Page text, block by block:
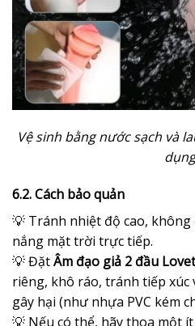
Vệ sinh bằng nước sạch và
6.2. Cách bảo quản
💡 Tránh nhiệt độ cao,
nắng mặt trời trực tiếp.
💡 ĐặtÂm đạo giả 2 đầu
riêng, khô ráo, tránh tiếp xúc
gây hại (như nhựa PVC kém
💡 Nếu có thể, hãy thoa một